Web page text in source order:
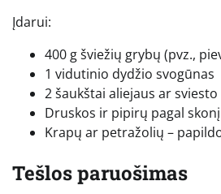
Įdarui:
400 g šviežių grybų (pvz.,
1 vidutinio dydžio svogūnas
2 šaukštai aliejaus ar sviesto
Druskos ir pipirų pagal skonį
Krapų ar petražolių –
Tešlos paruošimas